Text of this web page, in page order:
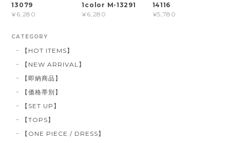
13079
¥6,280
1color M-13291
¥6,280
14116
¥5,780
CATEGORY
【HOT ITEMS】
【NEW ARRIVAL】
【即納商品】
【価格帯別】
【SET UP】
【TOPS】
【ONE PIECE / DRESS】